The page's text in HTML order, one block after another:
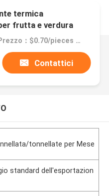
termica
frutta e verdura
Prezzo：$0.70/pieces 1000-4999 pieces
Contattici
tonnellate per Mese
standard dell'esportazion